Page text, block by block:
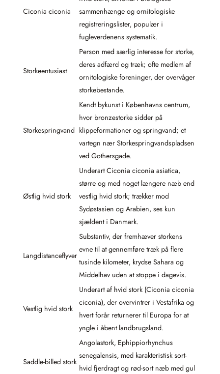
Ciconia ciconia
sammenhænge og ornitologiske
registreringslister, populær i
fugleverdenens systematik.
Storkeentusiast
Person med særlig interesse for storke,
deres adfærd og træk; ofte medlem af
ornitologiske foreninger, der overvåger
storkebestande.
Storkespringvand
Kendt bykunst i Københavns centrum,
hvor bronzestorke sidder på
klippeformationer og springvand; et
vartegn nær Storkespringvandspladsen
ved Gothersgade.
Østlig hvid stork
Underart Ciconia ciconia asiatica,
større og med noget længere næb end
vestlig hvid stork; trækker mod
Sydøstasien og Arabien, ses kun
sjældent i Danmark.
Langdistanceflyver
Substantiv, der fremhæver storkens
evne til at gennemføre træk på flere
tusinde kilometer, krydse Sahara og
Middelhav uden at stoppe i dagevis.
Vestlig hvid stork
Underart af hvid stork (Ciconia ciconia
ciconia), der overvintrer i Vestafrika og
hvert forår returnerer til Europa for at
yngle i åbent landbrugsland.
Saddle-billed stork
Angolastork, Ephippiorhynchus
senegalensis, med karakteristisk sort-
hvid fjerdragt og rød-sort næb med gul